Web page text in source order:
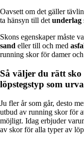
Oavsett om det gäller
ta hänsyn till detunderlag
Skons egenskaper måste
sand eller till och med
running skor för damer
Så väljer du rätt
löpstegstyp som
Ju fler år som går, desto
utbud av running skor för
möjligt. Idag erbjuder
av skor för alla typer av